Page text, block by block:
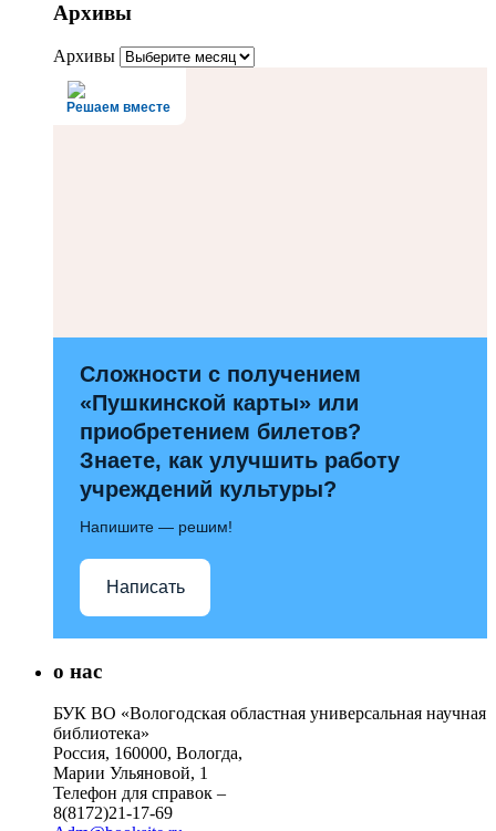
Архивы
Архивы
Решаем вместе
Сложности с получением
«Пушкинской карты» или
приобретением билетов?
Знаете, как улучшить работу
учреждений культуры?
Напишите — решим!
Написать
о нас
БУК ВО «Вологодская областная универсальная научная
библиотека»
Россия, 160000, Вологда,
Марии Ульяновой, 1
Телефон для справок –
8(8172)21-17-69